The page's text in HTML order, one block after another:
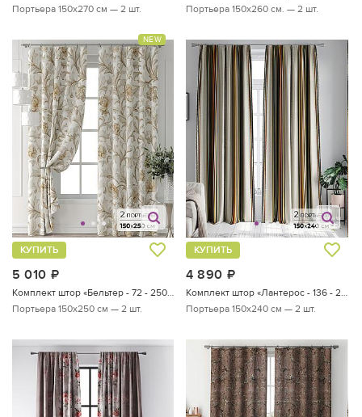
Портьера 150х270 см — 2 шт.
Портьера 150х260 см. — 2 шт.
NEW
5 010
КУПИТЬ
Комплект штор «Бельтер - 72 - 250 см»
Портьера 150х250 см — 2 шт.
4 890
КУПИТЬ
Комплект штор «Лантерос - 136 - 240 см»
Портьера 150х240 см — 2 шт.